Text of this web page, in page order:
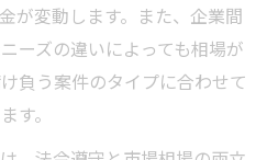
が変動します。また、企業間
ーズの違いによっても相場が
負う案件のタイプに合わせて
す。